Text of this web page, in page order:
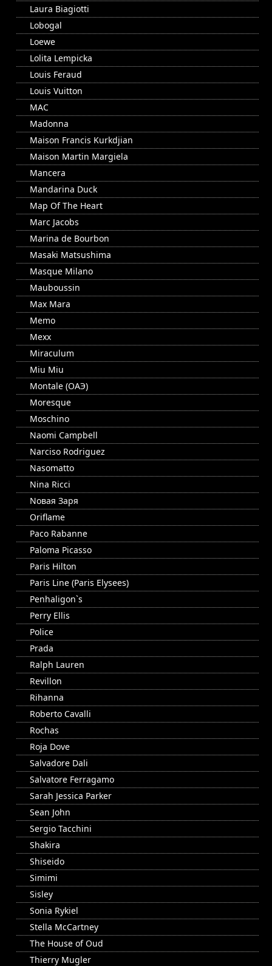
Laura Biagiotti
Lobogal
Loewe
Lolita Lempicka
Louis Feraud
Louis Vuitton
MAC
Madonna
Maison Francis Kurkdjian
Maison Martin Margiela
Mancera
Mandarina Duck
Map Of The Heart
Marc Jacobs
Marina de Bourbon
Masaki Matsushima
Masque Milano
Mauboussin
Max Mara
Memo
Mexx
Miraculum
Miu Miu
Montale (ОАЭ)
Moresque
Moschino
Naomi Campbell
Narciso Rodriguez
Nasomatto
Nina Ricci
Nовая Заря
Oriflame
Paco Rabanne
Paloma Picasso
Paris Hilton
Paris Line (Paris Elysees)
Penhaligon`s
Perry Ellis
Police
Prada
Ralph Lauren
Revillon
Rihanna
Roberto Cavalli
Rochas
Roja Dove
Salvadore Dali
Salvatore Ferragamo
Sarah Jessica Parker
Sean John
Sergio Tacchini
Shakira
Shiseido
Simimi
Sisley
Sonia Rykiel
Stella McCartney
The House of Oud
Thierry Mugler